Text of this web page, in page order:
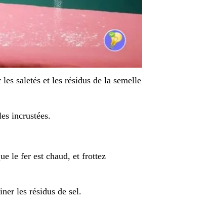
saletés et les résidus de la semelle
incrustées.
le fer est chaud, et frottez
les résidus de sel.